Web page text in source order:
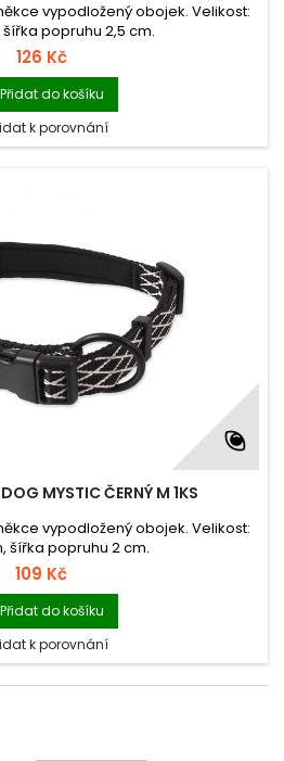
vypodložený obojek. Velikost:
popruhu 2,5 cm.
126 Kč
Přidat do košíku
k porovnání
MYSTIC ČERNÝ M 1KS
vypodložený obojek. Velikost:
šířka popruhu 2 cm.
109 Kč
Přidat do košíku
k porovnání